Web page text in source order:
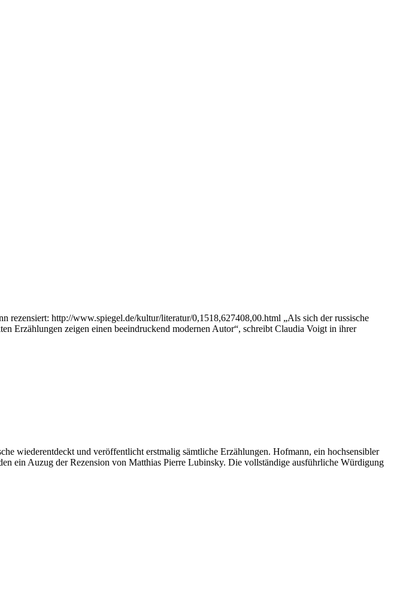
rezensiert: http://www.spiegel.de/kultur/literatur/0,1518,627408,00.html „Als sich der russische
Erzählungen zeigen einen beeindruckend modernen Autor“, schreibt Claudia Voigt in ihrer
wiederentdeckt und veröffentlicht erstmalig sämtliche Erzählungen. Hofmann, ein hochsensibler
ein Auzug der Rezension von Matthias Pierre Lubinsky. Die vollständige ausführliche Würdigung